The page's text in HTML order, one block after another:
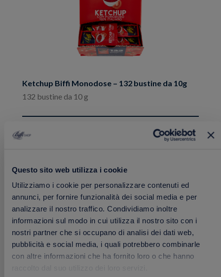
Questo sito web utilizza i cookie
Utilizziamo i cookie per personalizzare contenuti ed
annunci, per fornire funzionalità dei social media e per
analizzare il nostro traffico. Condividiamo inoltre
informazioni sul modo in cui utilizza il nostro sito con i
nostri partner che si occupano di analisi dei dati web,
pubblicità e social media, i quali potrebbero combinarle
con altre informazioni che ha fornito loro o che hanno
Ketchup Biffi Monodose – 132 bustine da 10g
132 bustine da 10 g
15.85 € Acquista
Aggiungi
ai